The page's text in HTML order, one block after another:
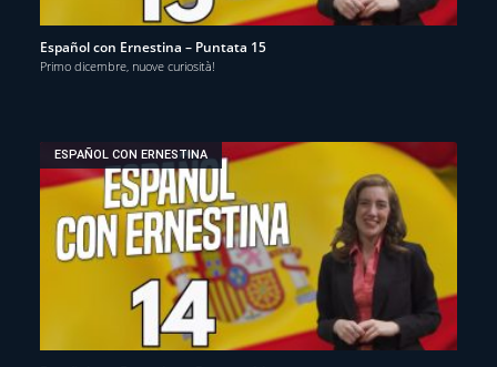
Español con Ernestina – Puntata 15
Primo dicembre, nuove curiosità!
ESPAÑOL CON ERNESTINA